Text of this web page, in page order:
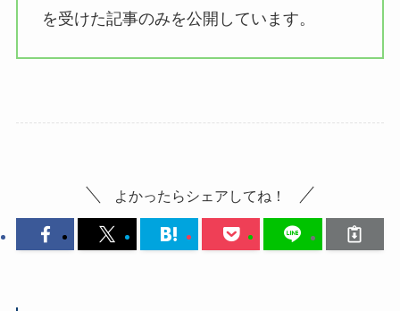
を受けた記事のみを公開しています。
よかったらシェアしてね！